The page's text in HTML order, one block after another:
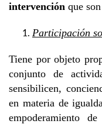
intervención que
Participación
Tiene por objeto
conjunto de
sensibilicen,
en materia de
empoderamiento